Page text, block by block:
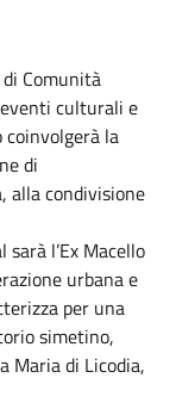
Comunità
eventi culturali e
la
di
alla condivisione
l’Ex Macello
urbana e
per una
simetino,
Maria di Licodia,